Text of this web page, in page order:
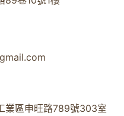
業區申旺路789號303室